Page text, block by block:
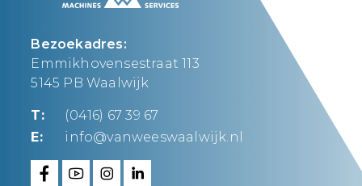
Bezoekadres:
Emmikhovensestraat 113
5145 PB Waalwijk
T:
(0416) 67 39 67
E:
info@vanweeswaalwijk.nl